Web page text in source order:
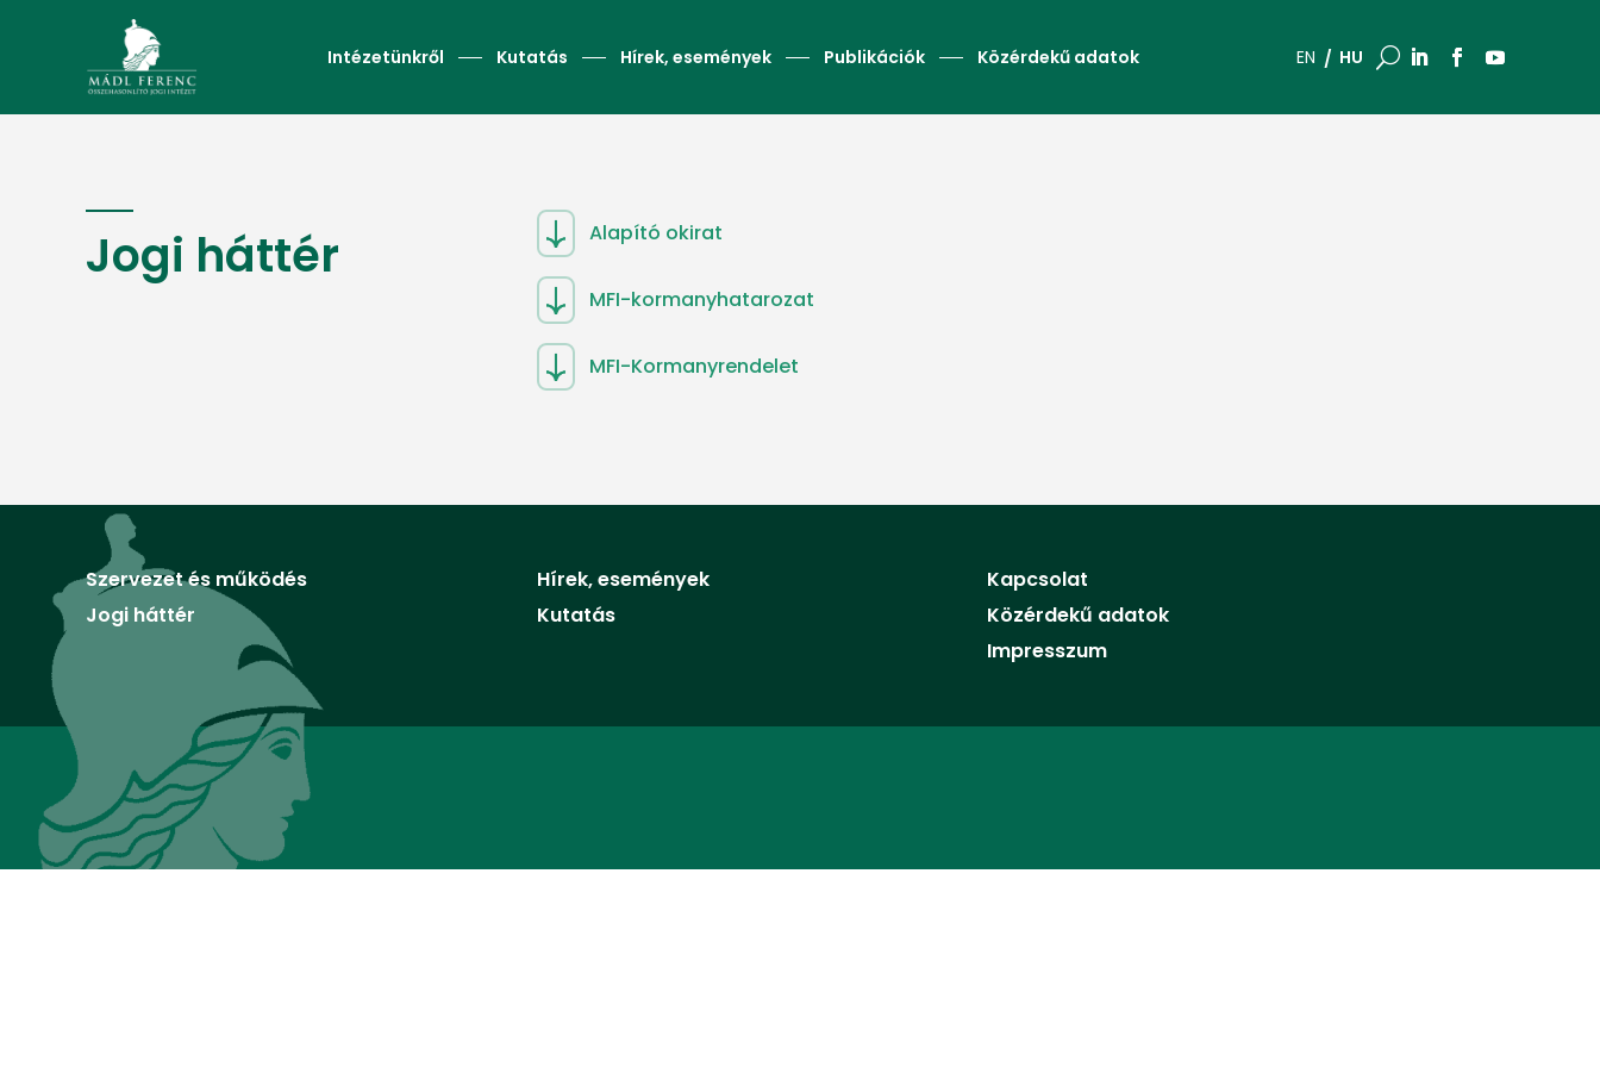
Intézetünkről Kutatás Hírek, események Publikációk Közérdekű adatok EN HU U
Jogi háttér Alapító okirat
MFI-kormanyhatarozat
MFI-Kormanyrendelet
Szervezet és működés
Jogi háttér
Hírek, események
Kutatás
Kapcsolat
Közérdekű adatok
Impresszum